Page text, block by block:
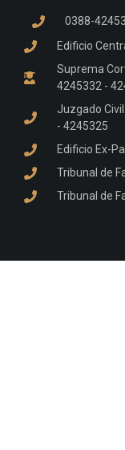
0388-
Edificio
Suprema
4245332 -
Juzgado
- 4245325
Edificio Ex-
Tribunal de
Tribunal de